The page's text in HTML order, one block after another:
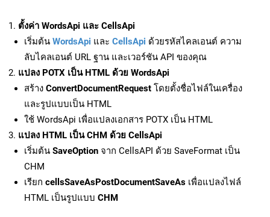
ตั้งค่า WordsApi และ CellsApi
เริ่มต้น WordsApi และ CellsApi ด้วยรหัสไคลเอนต์ ความ
ลับไคลเอนต์ URL ฐาน และเวอร์ชัน API ของคุณ
แปลง POTX เป็น HTML ด้วย WordsApi
สร้าง ConvertDocumentRequest โดยตั้งชื่อไฟล์ในเครื่อง
และรูปแบบเป็น HTML
ใช้ WordsApi เพื่อแปลงเอกสาร POTX เป็น HTML
แปลง HTML เป็น CHM ด้วย CellsApi
เริ่มต้น SaveOption จาก CellsAPI ด้วย SaveFormat เป็น
CHM
เรียก cellsSaveAsPostDocumentSaveAs เพื่อแปลงไฟล์
HTML เป็นรูปแบบ CHM